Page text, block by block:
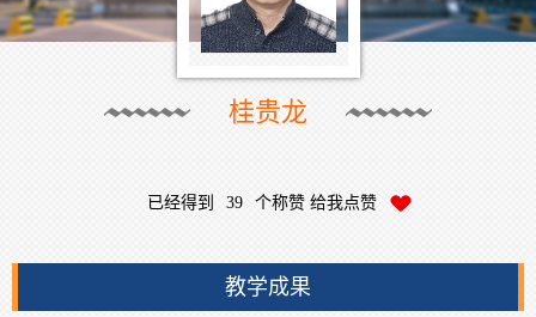
桂贵龙
已经得到 39 个称赞 给我点赞
教学成果